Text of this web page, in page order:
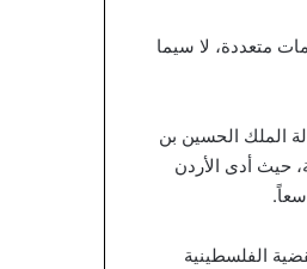
متعددة، لا سيما
جلالة الملك الحسين بن
حيث أدى الأردن
الفلسطينية